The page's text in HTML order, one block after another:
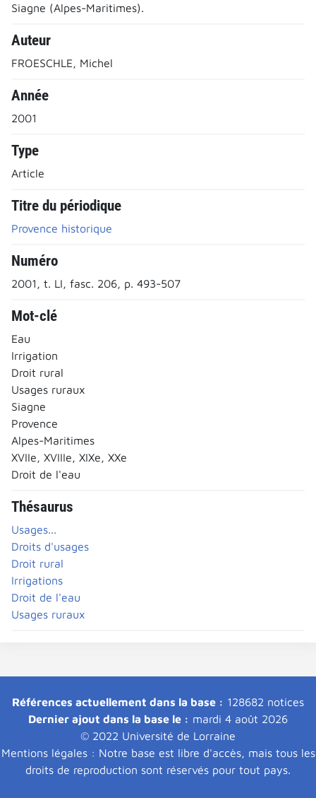
Siagne (Alpes-Maritimes).
Auteur
FROESCHLE, Michel
Année
2001
Type
Article
Titre du périodique
Provence historique
Numéro
2001, t. LI, fasc. 206, p. 493-507
Mot-clé
Eau
Irrigation
Droit rural
Usages ruraux
Siagne
Provence
Alpes-Maritimes
XVIIe, XVIIIe, XIXe, XXe
Droit de l'eau
Thésaurus
Usages...
Droits d'usages
Droit rural
Irrigations
Droit de l'eau
Usages ruraux
Références actuellement dans la base : 128682 notices
Dernier ajout dans la base le : mardi 4 août 2026
© 2022 Université de Lorraine
Mentions légales : Notre base est libre d'accès, mais tous les
droits de reproduction sont réservés pour tout pays.